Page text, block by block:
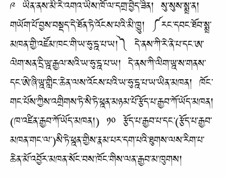
༩ ཡིན་ནས་མི་རེ་འགའ་ཡིས་ཁོ་ལ་དགྲ་བྱེད་ཟིན། སུ་སུས་སྨྲ་ན།
གཡོག་པོ་བྱས་བསྡད་དེ་ཐོན་ཏེ་འོངས་པའི་མི་ཁྱུ། ༼རང་དབང་ཐོབ་སྨྲ་
མཁན་གྱི་འཛོམ་ཁང་གི་ཡ་ཧུ་དྰ་པ་ཡ།༽ དེ་ནས་ཀི་རེ་ནེ་པ་དང་ཨ་
ལེག་སན་དྲི་ཡྰ་རྒྱལ་སའི་ཡ་ཧུ་དྰ་པ་ཡ། དེ་ནས་ཀི་ལིག་ཡྰ་ས་གནས་
དང་ཨེ་ཞི་ཡྰ་གླིང་ཆེན་ལས་འོངས་པའི་ཡ་ཧུ་དྰ་པ་ཡ་ཡིན་མཁན། ཁོང་
གང་པོས་ཀྱིས་འགྲིགས་ཏེ་སི་ཏེ་ཕྰན་མཉམ་པོ་རྩོད་པ་རྒྱབ་ཀོ་ཡོད་མཁན།
(ཁ་འཛིན་རྒྱབ་ཀོ་ཡོད་མཁན།) ༡༠ རྩོད་པ་རྒྱབ་པ་དང་(རྩོད་པ་རྒྱབ་
མཁན་གང་ལ་)སི་ཏེ་ཕྰན་གྱིས་རྣམ་པར་དག་པའི་ཐུགས་ལས་རིག་པ་
ཆེན་མོ་འབྱོར་མཁན་སོང་བས་ཁོང་གིས་ལན་རྒྱབ་མ་ཁུགས།